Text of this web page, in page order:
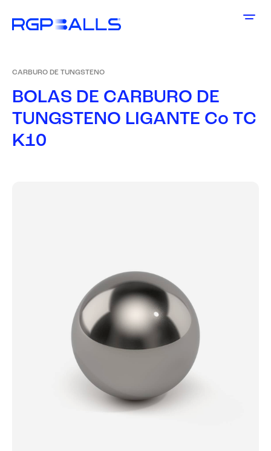
CARBURO DE TUNGSTENO
BOLAS DE CARBURO DE
TUNGSTENO LIGANTE Co TC
K10